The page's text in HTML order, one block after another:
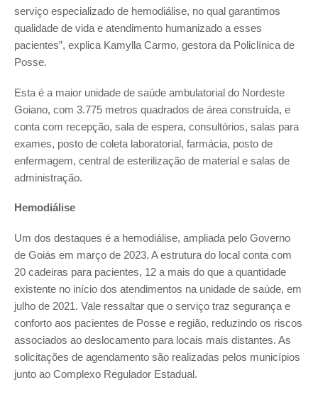
serviço especializado de hemodiálise, no qual garantimos
qualidade de vida e atendimento humanizado a esses
pacientes”, explica Kamylla Carmo, gestora da Policlínica de
Posse.
Esta é a maior unidade de saúde ambulatorial do Nordeste
Goiano, com 3.775 metros quadrados de área construída, e
conta com recepção, sala de espera, consultórios, salas para
exames, posto de coleta laboratorial, farmácia, posto de
enfermagem, central de esterilização de material e salas de
administração.
Hemodiálise
Um dos destaques é a hemodiálise, ampliada pelo Governo
de Goiás em março de 2023. A estrutura do local conta com
20 cadeiras para pacientes, 12 a mais do que a quantidade
existente no início dos atendimentos na unidade de saúde, em
julho de 2021. Vale ressaltar que o serviço traz segurança e
conforto aos pacientes de Posse e região, reduzindo os riscos
associados ao deslocamento para locais mais distantes. As
solicitações de agendamento são realizadas pelos municípios
junto ao Complexo Regulador Estadual.